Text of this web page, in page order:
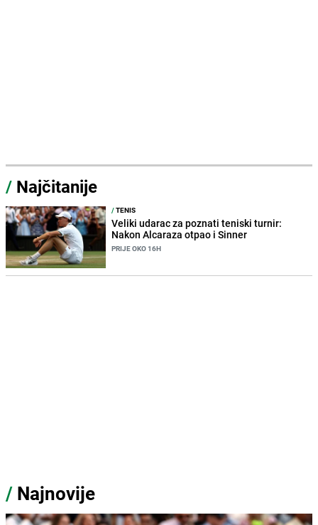
/ Najčitanije
/TENIS
Veliki udarac za poznati teniski turnir:
Nakon Alcaraza otpao i Sinner
PRIJE OKO 16H
/ Najnovije